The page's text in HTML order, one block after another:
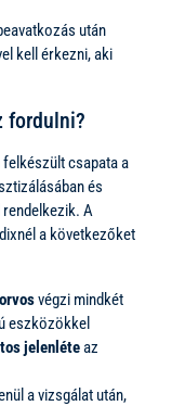
után
kell érkezni, aki
fordulni?
csapata a
és
A
a következőket
végzi mindkét
eszközökkel
jelenléteaz
a vizsgálat után,